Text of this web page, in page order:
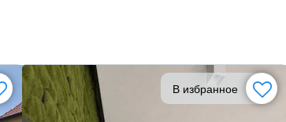
В избранное